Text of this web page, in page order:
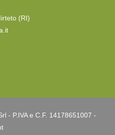
(RI)
- P.IVA e C.F. 14178651007 -